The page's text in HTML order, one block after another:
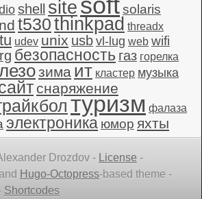
shell sitesoftsolaris
t530thinkpad threadx
udev unix usb vl-lug web wifi
безопасность газ горелка
зима ит кластер музыка
снаряжение
туризм фалаза
электроника юмор яхты
Drozdov - License -
and Hugo-Octopress-based theme -
Shortcodes